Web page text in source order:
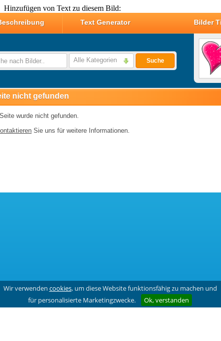
Hinzufügen von Text zu diesem Bild: